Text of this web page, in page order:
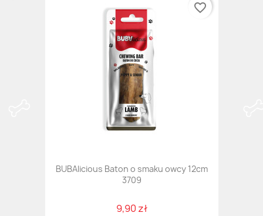
BUBAlicious Baton o smaku owcy 12cm
3709
9,90 zł
favorite_border